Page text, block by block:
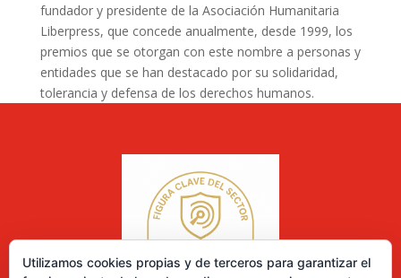
fundador y presidente de la Asociación Humanitaria
Liberpress, que concede anualmente, desde 1999, los
premios que se otorgan con este nombre a personas y
entidades que se han destacado por su solidaridad,
tolerancia y defensa de los derechos humanos.
Utilizamos cookies propias y de terceros para garantizar el